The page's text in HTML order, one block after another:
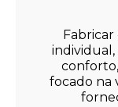
focado na